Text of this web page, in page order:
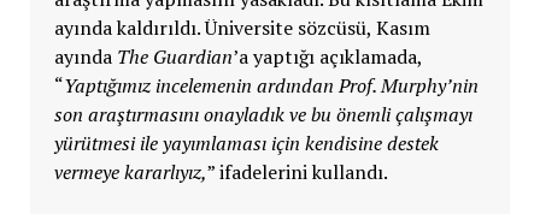
ayında kaldırıldı. Üniversite sözcüsü, Kasım
ayında The Guardian’a yaptığı açıklamada,
“Yaptığımız incelemenin ardından Prof. Murphy’nin
son araştırmasını onayladık ve bu önemli çalışmayı
yürütmesi ile yayımlaması için kendisine destek
vermeye kararlıyız,” ifadelerini kullandı.